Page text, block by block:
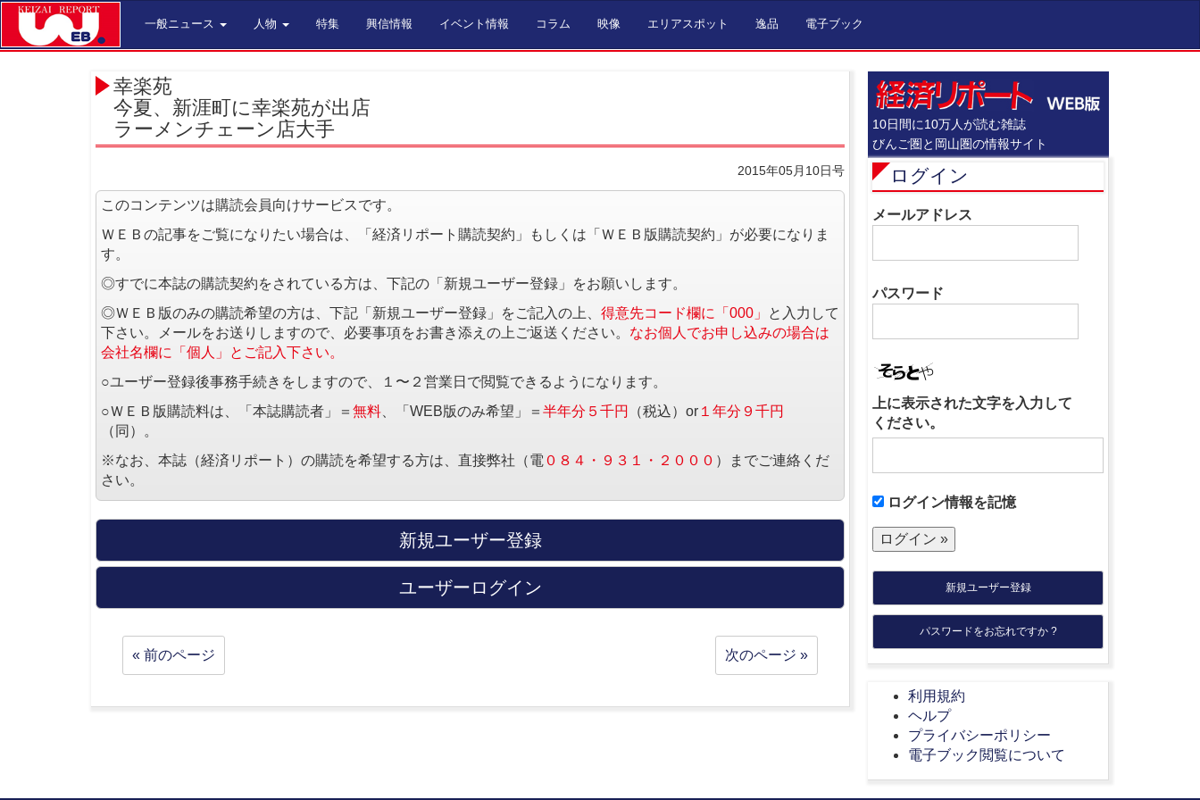
一般ニュース 人物 特集 興信情報 イベント情報 コラム 映像 エリアスポット 逸品 電子ブック
幸楽苑
今夏、新涯町に幸楽苑が出店
ラーメンチェーン店大手
2015年05月10日号
このコンテンツは購読会員向けサービスです。
ＷＥＢの記事をご覧になりたい場合は、「経済リポート購読契約」もしくは「ＷＥＢ版購読契約」が必要になりま
す。
◎すでに本誌の購読契約をされている方は、下記の「新規ユーザー登録」をお願いします。
◎ＷＥＢ版のみの購読希望の方は、下記「新規ユーザー登録」をご記入の上、 得意先コード欄に「000」
と入力して
下さい。メールをお送りしますので、必要事項をお書き添えの上ご返送ください。 なお個人でお申し込みの場合は
会社名欄に「個人」とご記入下さい。
○ユーザー登録後事務手続きをしますので、１〜２営業日で閲覧できるようになります。
○ＷＥＢ版購読料は、「本誌購読者」＝ 無料 、「WEB版のみ希望」＝ 半年分５千円 （税込）or １年分９千円
（同）。
※なお、本誌（経済リポート）の購読を希望する方は、直接弊社（電 ０８４・９３１・２０００ ）までご連絡くだ
さい。
新規ユーザー登録
ユーザーログイン
« 前のページ 次のページ »
10日間に10万人が読む雑誌
びんご圏と岡山圏の情報サイト
ログイン
メールアドレス
パスワード
上に表示された文字を入力して
ください。
ログイン情報を記憶
新規ユーザー登録
パスワードをお忘れですか ?
利用規約
ヘルプ
プライバシーポリシー
電子ブック閲覧について